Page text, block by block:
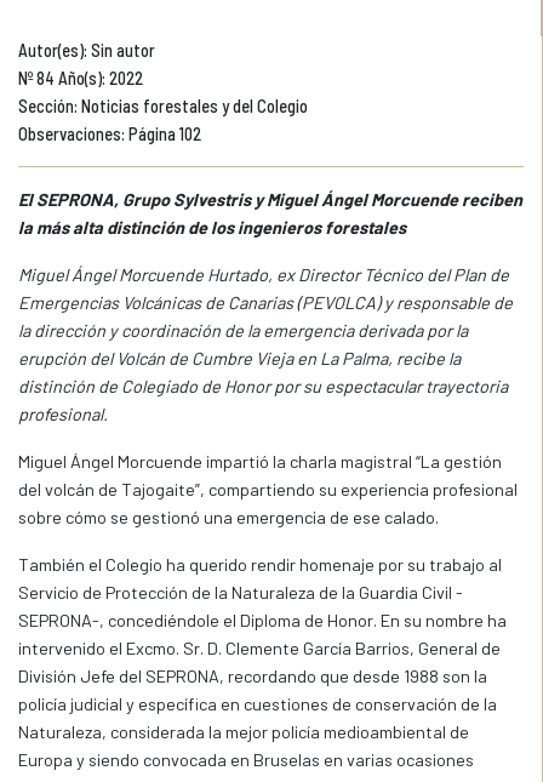
Autor(es): Sin autor
Nº 84 Año(s): 2022
Sección: Noticias forestales y del Colegio
Observaciones: Página 102
El SEPRONA, Grupo Sylvestris y Miguel Ángel Morcuende reciben
la más alta distinción de los ingenieros forestales
Miguel Ángel Morcuende Hurtado, ex Director Técnico del Plan de
Emergencias Volcánicas de Canarias (PEVOLCA) y responsable de
la dirección y coordinación de la emergencia derivada por la
erupción del Volcán de Cumbre Vieja en La Palma, recibe la
distinción de Colegiado de Honor por su espectacular trayectoria
profesional.
Miguel Ángel Morcuende impartió la charla magistral “La gestión
del volcán de Tajogaite”, compartiendo su experiencia profesional
sobre cómo se gestionó una emergencia de ese calado.
También el Colegio ha querido rendir homenaje por su trabajo al
Servicio de Protección de la Naturaleza de la Guardia Civil -
SEPRONA-, concediéndole el Diploma de Honor. En su nombre ha
intervenido el Excmo. Sr. D. Clemente García Barrios, General de
División Jefe del SEPRONA, recordando que desde 1988 son la
policía judicial y específica en cuestiones de conservación de la
Naturaleza, considerada la mejor policía medioambiental de
Europa y siendo convocada en Bruselas en varias ocasiones